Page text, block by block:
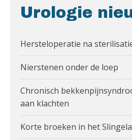
Urologie
Hersteloperatie na
Nierstenen onder de loep
Chronisch
aan klachten
Korte broeken in het